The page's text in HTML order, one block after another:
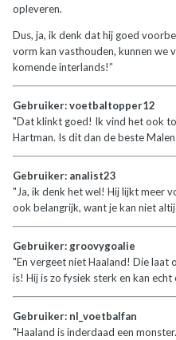
opleveren.
Dus, ja, ik denk dat hij goed
vorm kan vasthouden, kunnen we
komende interlands!”
Gebruiker: voetbaltopper12
"Dat klinkt goed! Ik vind het ook
Hartman. Is dit dan de beste
Gebruiker: analist23
"Ja, ik denk het wel! Hij lijkt meer
ook belangrijk, want je kan niet
Gebruiker: groovygoalie
"En vergeet niet Haaland! Die laat
is! Hij is zo fysiek sterk en kan echt
Gebruiker: nl_voetbalfan
"Haaland is inderdaad een